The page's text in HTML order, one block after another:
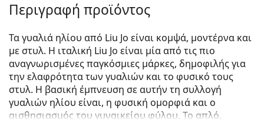
Περιγραφή προϊόντος
Τα γυαλιά ηλίου από Liu Jo είναι κομψά, μοντέρνα και
με στυλ. Η ιταλική Liu Jo είναι μία από τις πιο
αναγνωρισμένες παγκόσμιες μάρκες, δημοφιλής για
την ελαφρότητα των γυαλιών και το φυσικό τους
στυλ. Η βασική έμπνευση σε αυτήν τη συλλογή
γυαλιών ηλίου είναι, η φυσική ομορφιά και ο
αισθησιασμός του γυναικείου φύλου. Το απλό,